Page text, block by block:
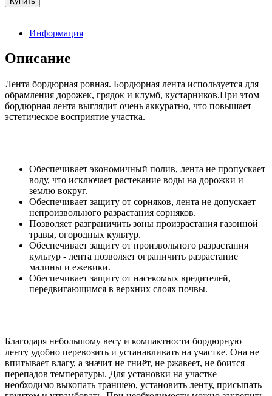
Информация
Описание
Лента бордюрная ровная. Бордюрная лента используется для
обрамления дорожек, грядок и клумб, кустарников.При этом
бордюрная лента выглядит очень аккуратно, что повышает
эстетическое восприятие участка.
Обеспечивает экономичный полив, лента не пропускает
воду, что исключает растекание воды на дорожки и
землю вокруг.
Обеспечивает защиту от сорняков, лента не допускает
непроизвольного разрастания сорняков.
Позволяет разграничить зоны произрастания газонной
травы, огородных культур.
Обеспечивает защиту от произвольного разрастания
культур - лента позволяет ограничить разрастание
малины и ежевики.
Обеспечивает защиту от насекомых вредителей,
передвигающимся в верхних слоях почвы.
Благодаря небольшому весу и компактности бордюрную
ленту удобно перевозить и устанавливать на участке. Она не
впитывает влагу, а значит не гниёт, не ржавеет, не боится
перепадов температуры. Для установки на участке
необходимо выкопать траншею, установить ленту, присыпать